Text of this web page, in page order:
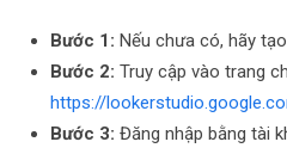
Bước 1: Nếu chưa có, hãy
Bước 2: Truy cập vào trang
https://
Bước 3: Đăng nhập bằng tài